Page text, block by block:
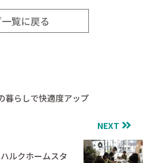
覧に戻る
暮らしで快適度アップ
NEXT
ルクホームスタ